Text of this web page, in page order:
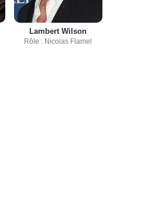
Lambert Wilson
Rôle : Nicolas Flamel